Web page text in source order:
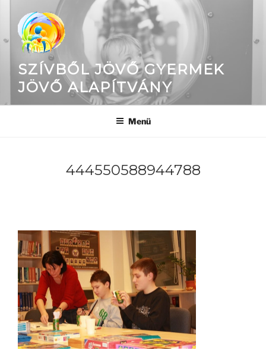
SZÍVBŐL JÖVŐ GYERMEK
JÖVŐ ALAPÍTVÁNY
Menü
444550588944788